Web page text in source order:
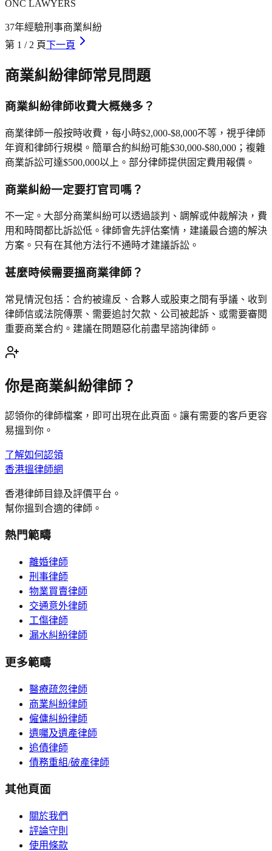
ONC LAWYERS
37年經驗刑事商業糾紛
第 1 /2 頁下一頁
商業糾紛律師常見問題
商業糾紛律師收費大概幾多？
商業律師一般按時收費，每小時$2,000-$8,000不等，視乎律師
年資和律師行規模。簡單合約糾紛可能$30,000-$80,000；複雜
商業訴訟可達$500,000以上。部分律師提供固定費用報價。
商業糾紛一定要打官司嗎？
不一定。大部分商業糾紛可以透過談判、調解或仲裁解決，費
用和時間都比訴訟低。律師會先評估案情，建議最合適的解決
方案。只有在其他方法行不通時才建議訴訟。
甚麼時候需要搵商業律師？
常見情況包括：合約被違反、合夥人或股東之間有爭議、收到
律師信或法院傳票、需要追討欠款、公司被起訴、或需要審閱
重要商業合約。建議在問題惡化前盡早諮詢律師。
你是商業糾紛律師？
認領你的律師檔案，即可出現在此頁面。讓有需要的客戶更容
易搵到你。
了解如何認領
香港搵律師網
香港律師目錄及評價平台。
幫你搵到合適的律師。
熱門範疇
離婚律師
刑事律師
物業買賣律師
交通意外律師
工傷律師
漏水糾紛律師
更多範疇
醫療疏忽律師
商業糾紛律師
僱傭糾紛律師
遺囑及遺產律師
追債律師
債務重組/破產律師
其他頁面
關於我們
評論守則
使用條款